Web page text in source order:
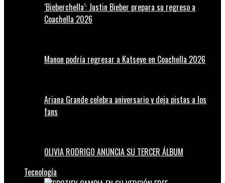
‘Bieberchella’: Justin Bieber prepara su regreso a
Coachella 2026
Manon podría regresar a Katseye en Coachella 2026
Ariana Grande celebra aniversario y deja pistas a los
fans
OLIVIA RODRIGO ANUNCIA SU TERCER ÁLBUM
Tecnología